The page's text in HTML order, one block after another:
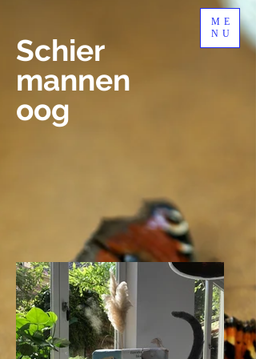
ME
NU
Schier
mannen
oog